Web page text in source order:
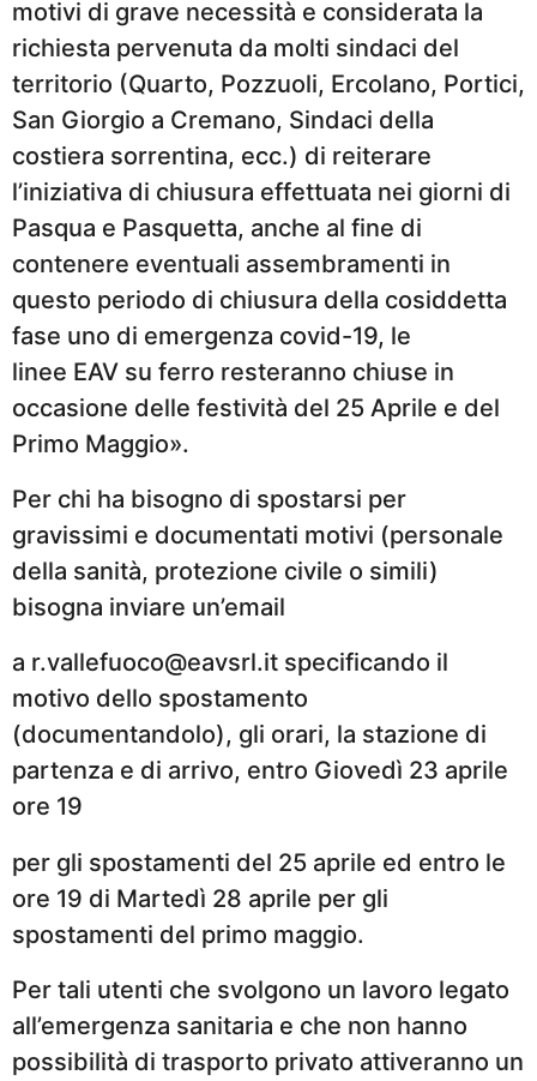
motivi di grave necessità e considerata la
richiesta pervenuta da molti sindaci del
territorio (Quarto, Pozzuoli, Ercolano, Portici,
San Giorgio a Cremano, Sindaci della
costiera sorrentina, ecc.) di reiterare
l’iniziativa di chiusura effettuata nei giorni di
Pasqua e Pasquetta, anche al fine di
contenere eventuali assembramenti in
questo periodo di chiusura della cosiddetta
fase uno di emergenza covid-19, le
linee EAV su ferro resteranno chiuse in
occasione delle festività del 25 Aprile e del
Primo Maggio».
Per chi ha bisogno di spostarsi per
gravissimi e documentati motivi (personale
della sanità, protezione civile o simili)
bisogna inviare un’email
a r.vallefuoco@eavsrl.it specificando il
motivo dello spostamento
(documentandolo), gli orari, la stazione di
partenza e di arrivo, entro Giovedì 23 aprile
ore 19
per gli spostamenti del 25 aprile ed entro le
ore 19 di Martedì 28 aprile per gli
spostamenti del primo maggio.
Per tali utenti che svolgono un lavoro legato
all’emergenza sanitaria e che non hanno
possibilità di trasporto privato attiveranno un